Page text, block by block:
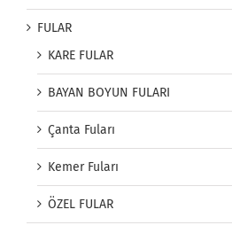
FULAR
KARE FULAR
BAYAN BOYUN FULARI
Çanta Fuları
Kemer Fuları
ÖZEL FULAR